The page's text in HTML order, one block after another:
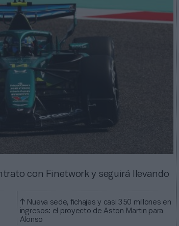
con Finetwork y seguirá llevando
Nueva sede, fichajes y casi 350 millones en
ingresos: el proyecto de Aston Martin para
Alonso